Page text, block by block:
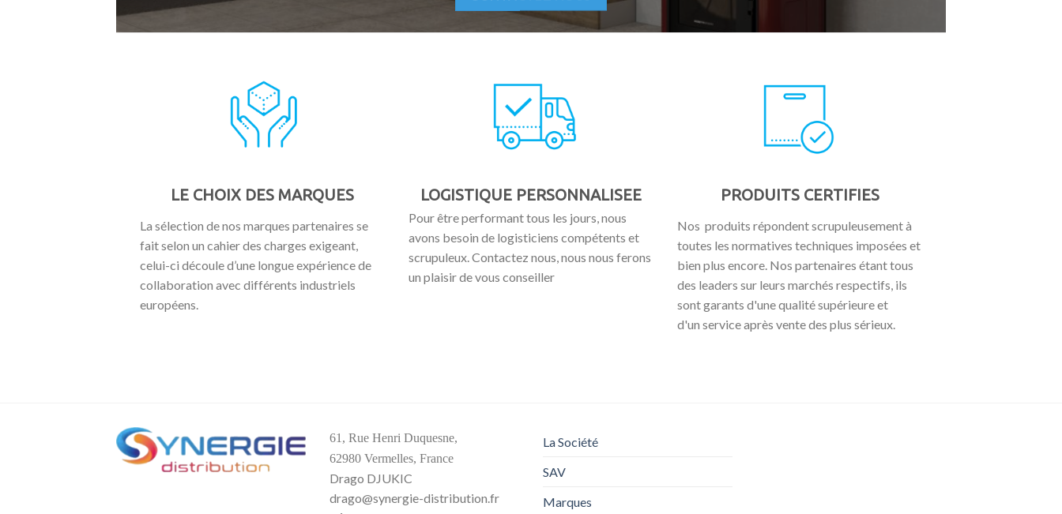
LE CHOIX DES MARQUES
La sélection de nos marques partenaires se
fait selon un cahier des charges exigeant,
celui-ci découle d’une longue expérience de
collaboration avec différents industriels
européens.
LOGISTIQUE PERSONNALISEE
Pour être performant tous les jours, nous
avons besoin de logisticiens compétents et
scrupuleux. Contactez nous, nous nous ferons
un plaisir de vous conseiller
PRODUITS CERTIFIES
Nos produits répondent scrupuleusement à
toutes les normatives techniques imposées et
bien plus encore. Nos partenaires étant tous
des leaders sur leurs marchés respectifs, ils
sont garants d'une qualité supérieure et
d'un service après vente des plus sérieux.
61, Rue Henri Duquesne,
62980 Vermelles, France
Drago DJUKIC
drago@synergie-distribution.fr
La Société
SAV
Marques